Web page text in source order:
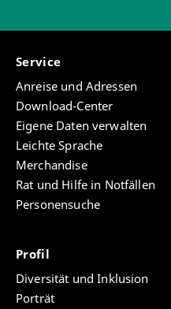
Service
Anreise und Adressen
Download-Center
Eigene Daten verwalten
Leichte Sprache
Merchandise
Rat und Hilfe in Notfällen
Personensuche
Profil
Diversität und Inklusion
Porträt